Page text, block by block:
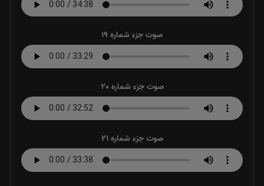
صوت جزء شماره 19
صوت جزء شماره 20
صوت جزء شماره 21